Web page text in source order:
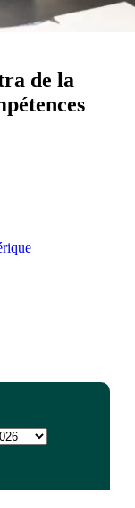
de la